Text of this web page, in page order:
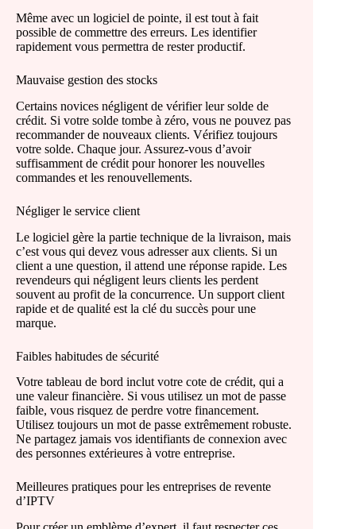
Même avec un logiciel de pointe, il est tout à fait
possible de commettre des erreurs. Les identifier
rapidement vous permettra de rester productif.
Mauvaise gestion des stocks
Certains novices négligent de vérifier leur solde de
crédit. Si votre solde tombe à zéro, vous ne pouvez pas
recommander de nouveaux clients. Vérifiez toujours
votre solde. Chaque jour. Assurez-vous d’avoir
suffisamment de crédit pour honorer les nouvelles
commandes et les renouvellements.
Négliger le service client
Le logiciel gère la partie technique de la livraison, mais
c’est vous qui devez vous adresser aux clients. Si un
client a une question, il attend une réponse rapide. Les
revendeurs qui négligent leurs clients les perdent
souvent au profit de la concurrence. Un support client
rapide et de qualité est la clé du succès pour une
marque.
Faibles habitudes de sécurité
Votre tableau de bord inclut votre cote de crédit, qui a
une valeur financière. Si vous utilisez un mot de passe
faible, vous risquez de perdre votre financement.
Utilisez toujours un mot de passe extrêmement robuste.
Ne partagez jamais vos identifiants de connexion avec
des personnes extérieures à votre entreprise.
Meilleures pratiques pour les entreprises de revente
d’IPTV